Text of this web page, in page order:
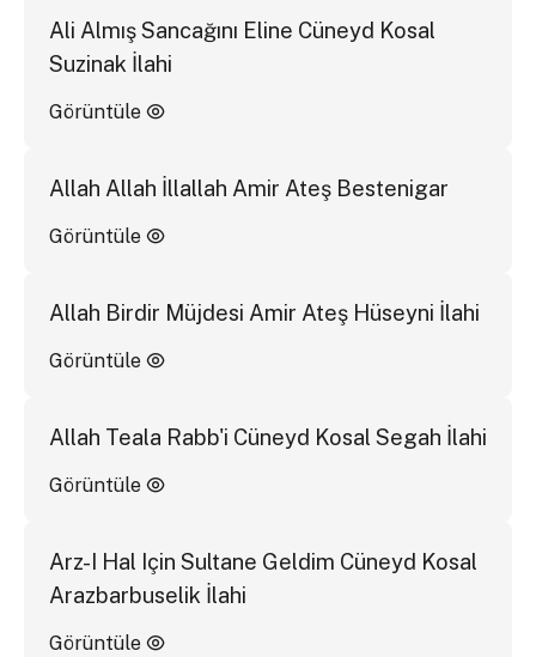
Ali Almış Sancağını Eline Cüneyd Kosal
Suzinak İlahi
Görüntüle
Allah Allah İllallah Amir Ateş Bestenigar
Görüntüle
Allah Birdir Müjdesi Amir Ateş Hüseyni İlahi
Görüntüle
Allah Teala Rabb'i Cüneyd Kosal Segah İlahi
Görüntüle
Arz-I Hal Için Sultane Geldim Cüneyd Kosal
Arazbarbuselik İlahi
Görüntüle